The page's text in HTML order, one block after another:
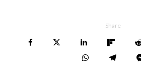
Share